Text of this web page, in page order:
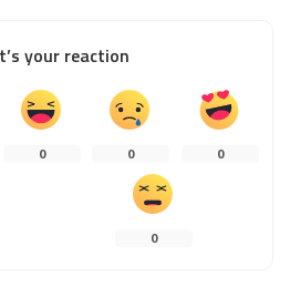
your reaction?
0
0
0
0